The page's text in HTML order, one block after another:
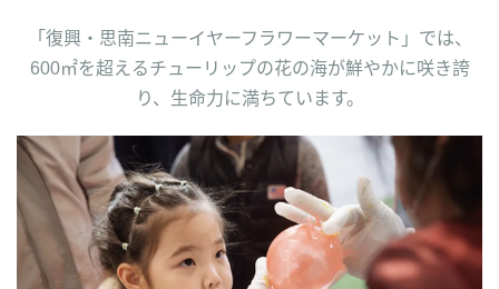
「復興・思南ニューイヤーフラワーマーケット」では、
600㎡を超えるチューリップの花の海が鮮やかに咲き誇
り、生命力に満ちています。